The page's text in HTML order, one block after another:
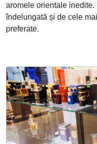
aromele orientale
îndelungată și de cele
preferate.